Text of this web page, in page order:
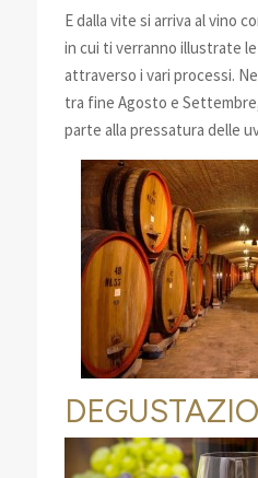
E dalla vite si arriva al vino
in cui ti verranno illustrate
attraverso i vari processi.
tra fine Agosto e
parte alla pressatura delle